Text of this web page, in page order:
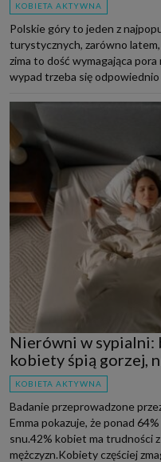
KOBIETA AKTYWNA
Polskie góry to jeden z
turystycznych, zarówno latem,
zima to dość wymagająca
wypad trzeba się
Nierówni w sypialni:
kobiety śpią gorzej,
KOBIETA AKTYWNA
Badanie przeprowadzone
Emma pokazuje, że ponad
snu.42% kobiet ma trudności
mężczyzn.Kobiety częściej